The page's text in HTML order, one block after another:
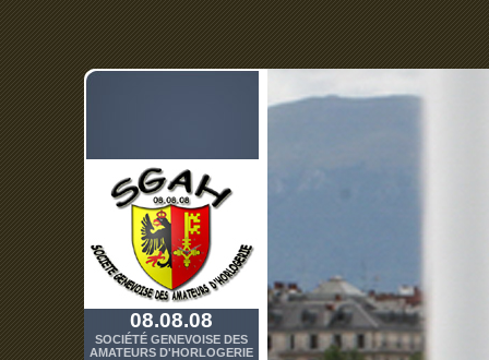
08.08.08
SOCIÉTÉ GENEVOISE DES
AMATEURS D'HORLOGERIE